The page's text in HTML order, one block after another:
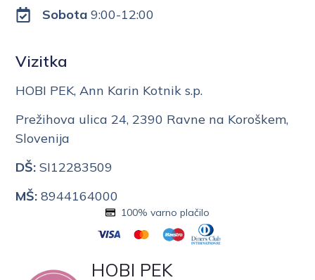
Sobota9:00-12:00
Vizitka
HOBI PEK, Ann Karin Kotnik s.p.
Prežihova ulica 24, 2390 Ravne na Koroškem,
Slovenija
DŠ: SI12283509
MŠ: 8944164000
HOBI PEK
100% varno plačilo